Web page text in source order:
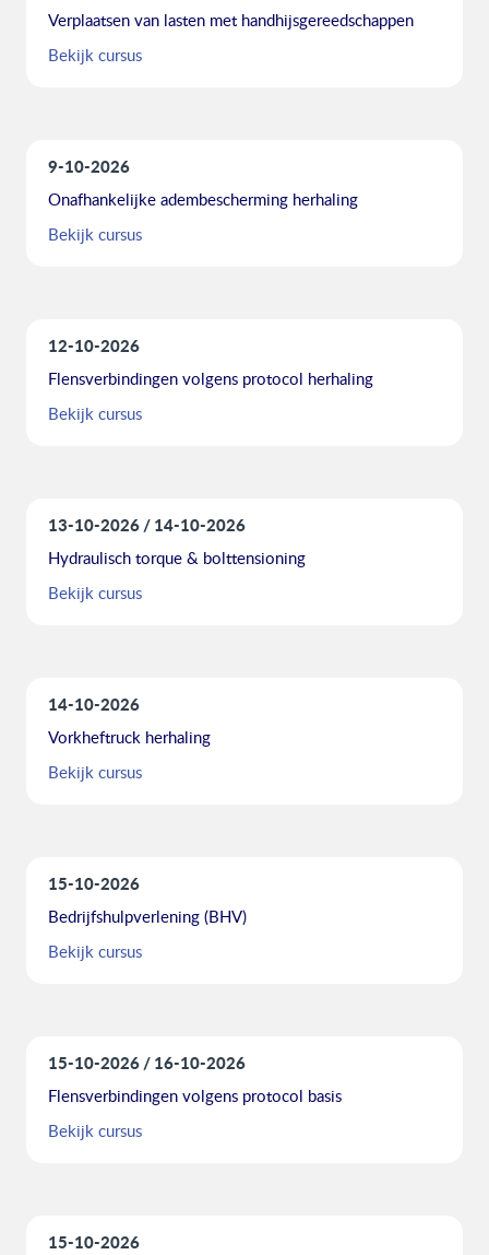
Verplaatsen van lasten met handhijsgereedschappen
Bekijk cursus
9-10-2026
Onafhankelijke adembescherming herhaling
Bekijk cursus
12-10-2026
Flensverbindingen volgens protocol herhaling
Bekijk cursus
13-10-2026 14-10-2026
Hydraulisch torque & bolttensioning
Bekijk cursus
14-10-2026
Vorkheftruck herhaling
Bekijk cursus
15-10-2026
Bedrijfshulpverlening (BHV)
Bekijk cursus
15-10-2026 16-10-2026
Flensverbindingen volgens protocol basis
Bekijk cursus
15-10-2026